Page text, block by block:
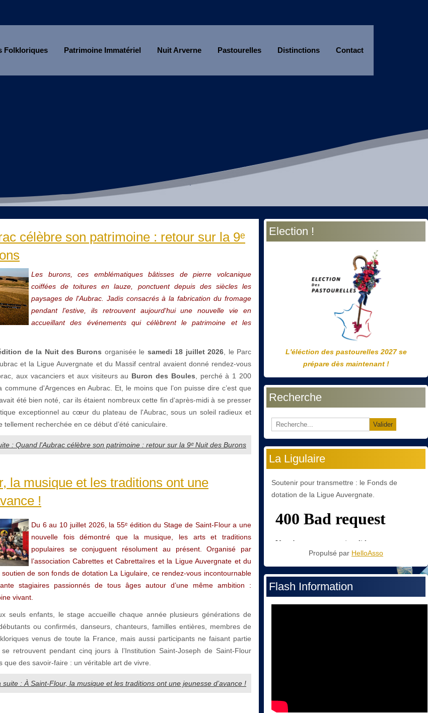
Folkloriques Patrimoine Immatériel Nuit Arverne Pastourelles Distinctions Contact
célèbre son patrimoine : retour sur la 9ᵉ
Les burons, ces emblématiques bâtisses de pierre volcanique
coiffées de toitures en lauze, ponctuent depuis des siècles les
paysages de l'Aubrac. Jadis consacrés à la fabrication du fromage
pendant l'estive, ils retrouvent aujourd'hui une nouvelle vie en
accueillant des événements qui célèbrent le patrimoine et les
de la Nuit des Burons organisée le samedi 18 juillet 2026 , le Parc
et la Ligue Auvergnate et du Massif central avaient donné rendez-vous
aux vacanciers et aux visiteurs au Buron des Boules , perché à 1 200
commune d'Argences en Aubrac. Et, le moins que l’on puisse dire c’est que
été bien noté, car ils étaient nombreux cette fin d‘après-midi à se presser
exceptionnel au cœur du plateau de l'Aubrac, sous un soleil radieux et
tellement recherchée en ce début d’été caniculaire.
: Quand l'Aubrac célèbre son patrimoine : retour sur la 9ᵉ Nuit des Burons
la musique et les traditions ont une
!
Du 6 au 10 juillet 2026, la 55ᵉ édition du Stage de Saint-Flour a une
nouvelle fois démontré que la musique, les arts et traditions
populaires se conjuguent résolument au présent. Organisé par
l’association Cabrettes et Cabrettaïres et la Ligue Auvergnate et du
de son fonds de dotation La Ligulaire, ce rendez-vous incontournable
stagiaires passionnés de tous âges autour d’une même ambition :
vivant.
seuls enfants, le stage accueille chaque année plusieurs générations de
ou confirmés, danseurs, chanteurs, familles entières, membres de
venus de toute la France, mais aussi participants ne faisant partie
se retrouvent pendant cinq jours à l’Institution Saint-Joseph de Saint-Flour
que des savoir-faire : un véritable art de vivre.
suite : À Saint-Flour, la musique et les traditions ont une jeunesse d’avance !
Election !
L'éléction des pastourelles 2027 se
prépare dès maintenant !
Recherche
Valider
La Ligulaire
Soutenir pour transmettre : le Fonds de
dotation de la Ligue Auvergnate.
Propulsé par HelloAsso
Flash Information
Année
précédente
Mois
précédent
Année
suivante
Mois
suivant